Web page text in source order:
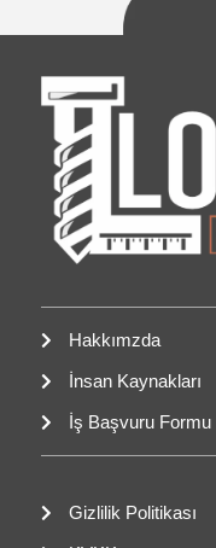
Hakkımzda
İnsan Kaynakları
İş Başvuru Formu
Gizlilik Politikası